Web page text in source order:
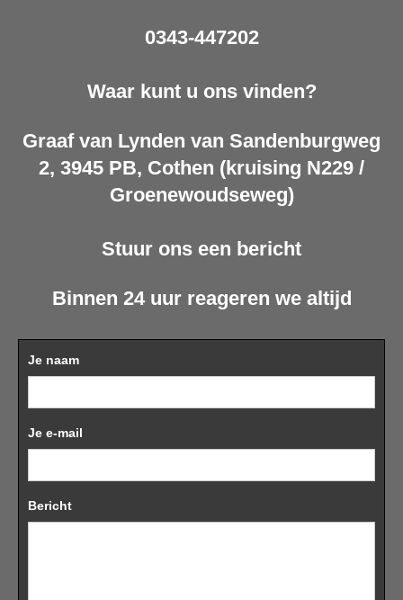
0343-447202
Waar kunt u ons vinden?
Graaf van Lynden van Sandenburgweg
2, 3945 PB, Cothen (kruising N229 /
Groenewoudseweg)
Stuur ons een bericht
Binnen 24 uur reageren we altijd
Je naam
Je e-mail
Bericht